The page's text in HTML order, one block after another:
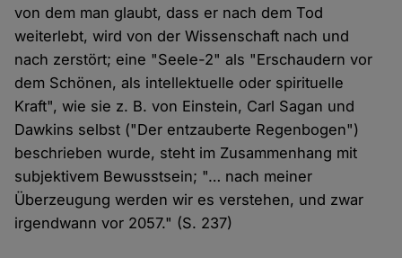
von dem man glaubt, dass er nach dem Tod
weiterlebt, wird von der Wissenschaft nach und
nach zerstört; eine "Seele-2" als "Erschaudern vor
dem Schönen, als intellektuelle oder spirituelle
Kraft", wie sie z. B. von Einstein, Carl Sagan und
Dawkins selbst ("Der entzauberte Regenbogen")
beschrieben wurde, steht im Zusammenhang mit
subjektivem Bewusstsein; "… nach meiner
Überzeugung werden wir es verstehen, und zwar
irgendwann vor 2057." (S. 237)